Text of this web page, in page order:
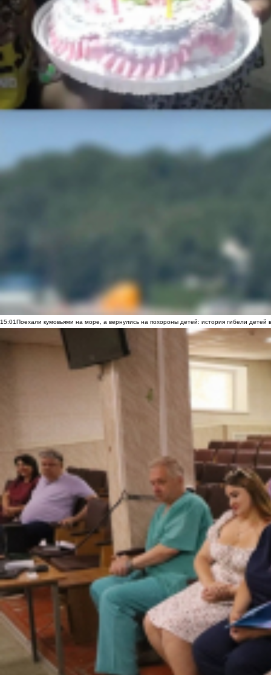
15:01Поехали кумовьями на море, а вернулись на похороны детей: история гибели детей